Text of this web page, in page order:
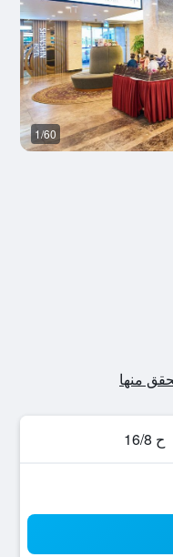
ح 16/8
1/60